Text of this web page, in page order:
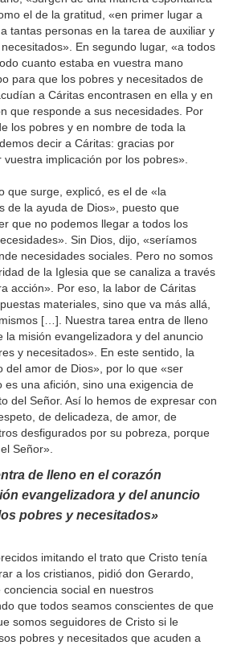
el de la gratitud, «en primer lugar a
tantas personas en la tarea de auxiliar y
En segundo lugar, «a todos
cuanto estaba en vuestra mano
para que los pobres y necesitados de
a Cáritas encontrasen en ella y en
que responde a sus necesidades. Por
los pobres y en nombre de toda la
decir a Cáritas: gracias por
implicación por los pobres».
que surge, explicó, es el de «la
de la ayuda de Dios», puesto que
que no podemos llegar a todos los
Sin Dios, dijo, «seríamos
necesidades sociales. Pero no somos
de la Iglesia que se canaliza a través
acción». Por eso, la labor de Cáritas
materiales, sino que va más allá,
[…]. Nuestra tarea entra de lleno
la misión evangelizadora y del anuncio
y necesitados». En este sentido, la
del amor de Dios», por lo que «ser
es una afición, sino una exigencia de
del Señor. Así lo hemos de expresar con
de delicadeza, de amor, de
desfigurados por su pobreza, porque
Señor».
de lleno en el corazón
evangelizadora y del anuncio
pobres y necesitados»
imitando el trato que Cristo tenía
a los cristianos, pidió don Gerardo,
social en nuestros
que todos seamos conscientes de que
somos seguidores de Cristo si le
pobres y necesitados que acuden a